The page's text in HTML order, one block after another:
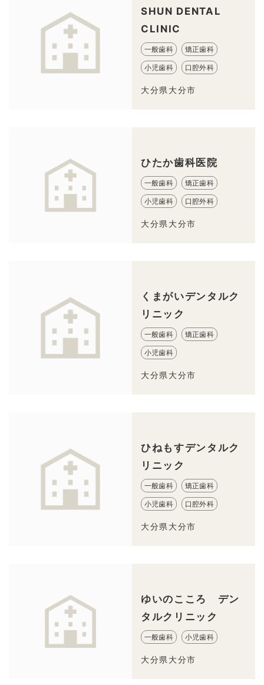
SHUN DENTAL
CLINIC
一般歯科 矯正歯科
小児歯科 口腔外科
大分県大分市
ひたか歯科医院
一般歯科 矯正歯科
小児歯科 口腔外科
大分県大分市
くまがいデンタルク
リニック
一般歯科 矯正歯科
小児歯科
大分県大分市
ひねもすデンタルク
リニック
一般歯科 矯正歯科
小児歯科 口腔外科
大分県大分市
ゆいのこころ デン
タルクリニック
一般歯科 小児歯科
大分県大分市